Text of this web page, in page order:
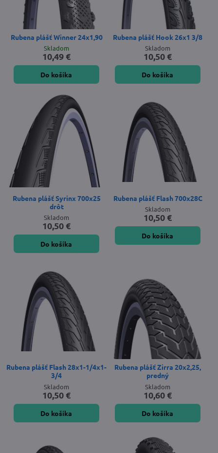
Rubena plášť Winner 24x1,90
Skladom
10,49 €
Do košíka
Rubena plášť Hook 26x1 3/8
Skladom
10,50 €
Do košíka
Rubena plášť Syrinx 700x25
drôt
Skladom
10,50 €
Do košíka
Rubena plášť Flash 700x28C
Skladom
10,50 €
Do košíka
Rubena plášť Flash 28x1-1/4x1-
3/4
Skladom
10,50 €
Do košíka
Rubena plášť Zirra 20x2,25,
predný
Skladom
10,60 €
Do košíka